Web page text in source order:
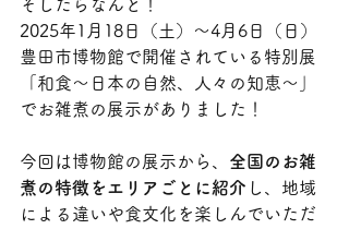
そしたらなんと！
2025年1月18日（土）～4月6日（日）
豊田市博物館で開催されている特別展
「和食～日本の自然、人々の知恵～」
でお雑煮の展示がありました！
今回は博物館の展示から、 全国のお雑
煮の特徴をエリアごとに紹介 し、地域
による違いや食文化を楽しんでいただ